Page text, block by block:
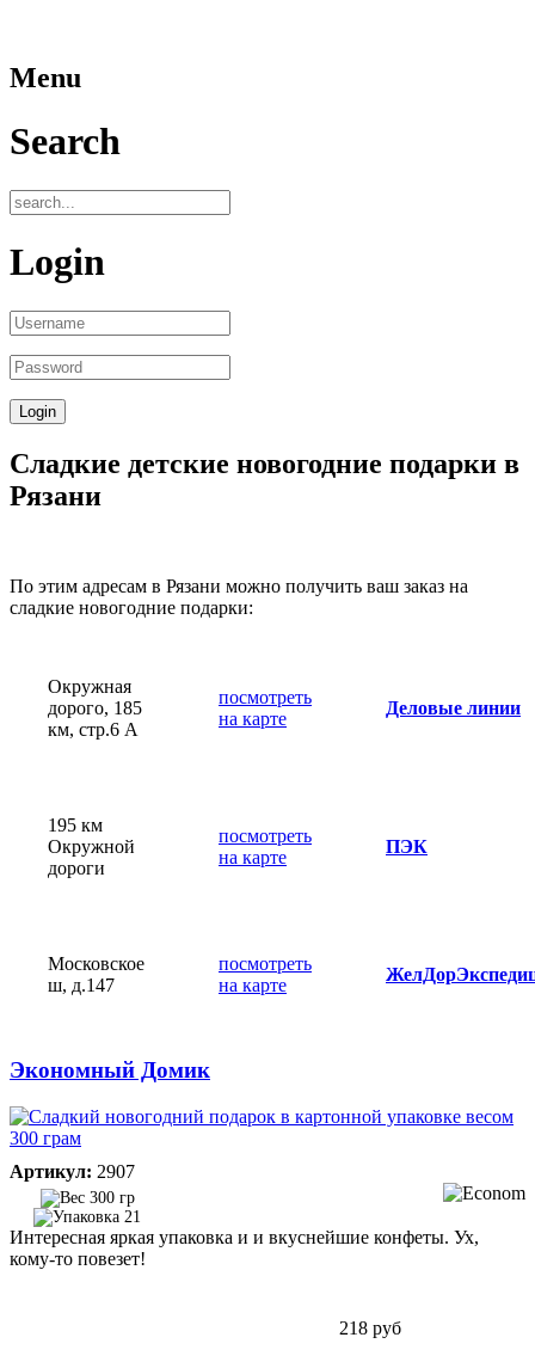
Menu
Search
Login
Сладкие детские новогодние подарки в
Рязани
По этим адресам в Рязани можно получить ваш заказ на
сладкие новогодние подарки:
Окружная
дорого, 185
км, стр.6 А
посмотреть
на карте
Деловые линии
195 км
Окружной
дороги
посмотреть
на карте
ПЭК
Московское
ш, д.147
посмотреть
на карте
Экономный Домик
Артикул: 2907
300 гр
21
Интересная яркая упаковка и и вкуснейшие конфеты. Ух,
кому-то повезет!
218 руб